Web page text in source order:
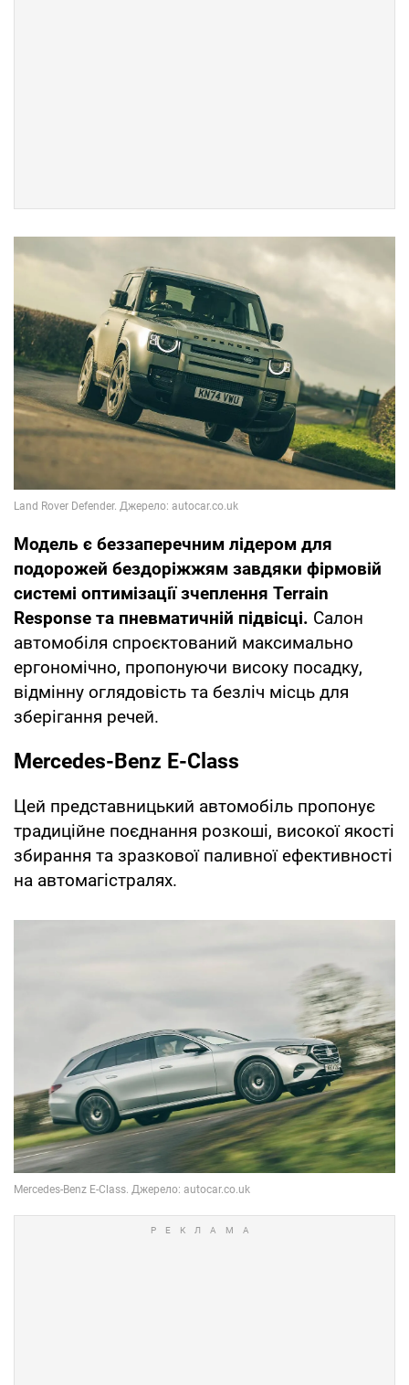
Модель є беззаперечним лідером для
подорожей бездоріжжям завдяки фірмовій
системі оптимізації зчеплення Terrain
Response та пневматичній підвісці. Салон
автомобіля спроєктований максимально
ергономічно, пропонуючи високу посадку,
відмінну оглядовість та безліч місць для
зберігання речей.
Mercedes-Benz E-Class
Цей представницький автомобіль пропонує
традиційне поєднання розкоші, високої якості
збирання та зразкової паливної ефективності
на автомагістралях.